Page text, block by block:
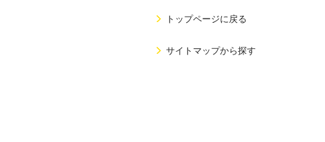
トップページに戻る
サイトマップから探す